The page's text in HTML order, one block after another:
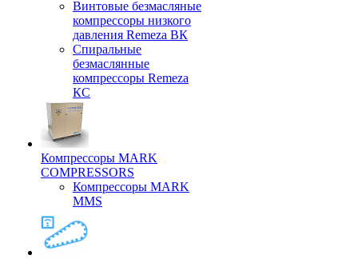
Винтовые безмасляные
компрессоры низкого
давления Remeza ВК
Спиральные
безмаслянные
компрессоры Remeza
КС
Компрессоры MARK
COMPRESSORS
Компрессоры MARK
MMS